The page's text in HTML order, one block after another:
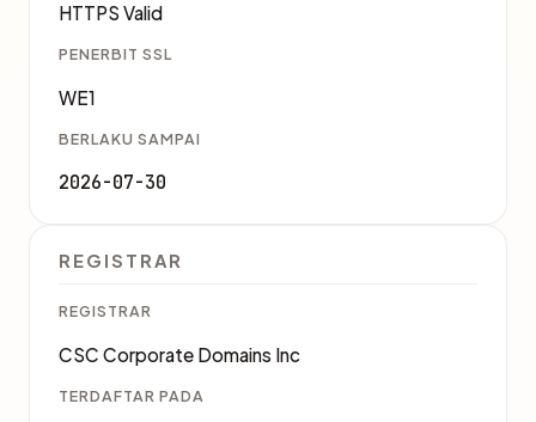
HTTPS Valid
PENERBIT SSL
WE1
BERLAKU SAMPAI
2026-07-30
REGISTRAR
REGISTRAR
CSC Corporate Domains Inc
TERDAFTAR PADA